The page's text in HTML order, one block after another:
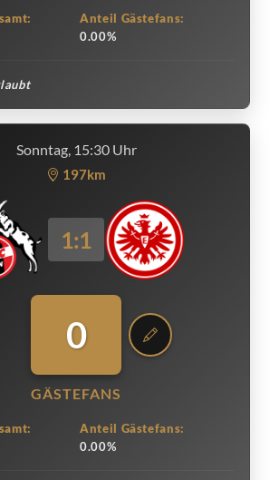
Anteil Gästefans:
0.00%
Sonntag, 15:30 Uhr
197km
1:1
0
GÄSTEFANS
Anteil Gästefans:
0.00%